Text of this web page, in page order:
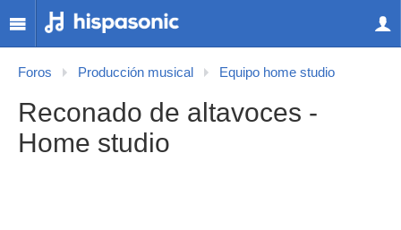
Foros Producción musical Equipo home studio
Reconado de altavoces -
Home studio